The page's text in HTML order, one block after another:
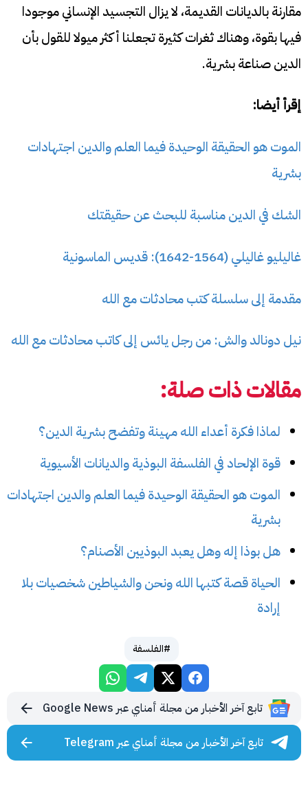
مقارنة بالديانات القديمة، لا يزال التجسيد الإنساني موجودا
فيها بقوة، وهناك ثغرات كثيرة تجعلنا أكثر ميولا للقول بأن
الدين صناعة بشرية.
إقرأ أيضا:
الموت هو الحقيقة الوحيدة فيما العلم والدين اجتهادات
بشرية
الشك في الدين مناسبة للبحث عن حقيقتك
غاليليو غاليلي (1564-1642): قديس الماسونية
مقدمة إلى سلسلة كتب محادثات مع الله
نيل دونالد والش: من رجل يائس إلى كاتب محادثات مع الله
مقالات ذات صلة:
لماذا فكرة أعداء الله مهينة وتفضح بشرية الدين؟
قوة الإلحاد في الفلسفة البوذية والديانات الأسيوية
الموت هو الحقيقة الوحيدة فيما العلم والدين اجتهادات
بشرية
هل بوذا إله وهل يعبد البوذيين الأصنام؟
الحياة قصة كتبها الله ونحن والشياطين شخصيات بلا
إرادة
#الفلسفة
تابع آخر الأخبار من مجلة أمناي عبر Google News
تابع آخر الأخبار من مجلة أمناي عبر Telegram